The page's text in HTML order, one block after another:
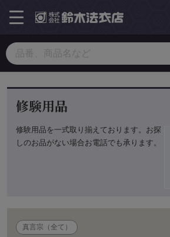
toggle
navigation
修験用品
修験用品を一式取り揃えております。お探
しのお品がない場合お電話でも承ります。
真言宗（全て）